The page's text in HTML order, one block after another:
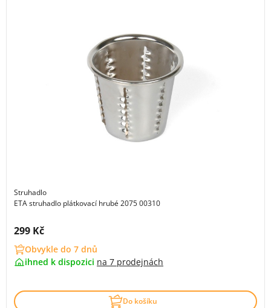
Struhadlo
ETA struhadlo plátkovací hrubé 2075 00310
Cena s DPH:
299 Kč
Obvykle do 7 dnů
ihned k dispozici na 7 prodejnách
Do košíku